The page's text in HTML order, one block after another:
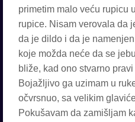
primetim malo veću rupicu
rupice. Nisam verovala da
da je dildo i da je
koje možda neće da se
bliže, kad ono stvarno
Bojažljivo ga uzimam u
očvrsnuo, sa velikim
Pokušavam da zamišljam